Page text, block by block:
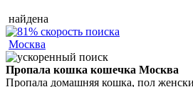
найдена
Москва
Пропала кошка кошечка Москва
Пропала домашняя кошка, пол